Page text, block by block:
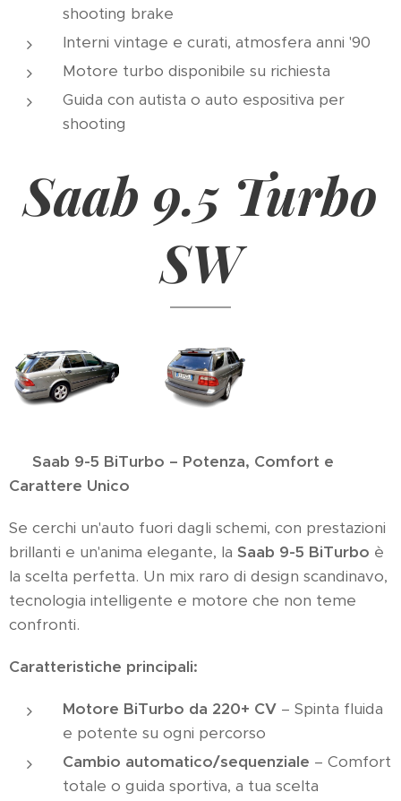
shooting brake
Interni vintage e curati, atmosfera anni '90
Motore turbo disponibile su richiesta
Guida con autista o auto espositiva per
shooting
Saab 9.5 Turbo
SW
Saab 9-5 BiTurbo – Potenza, Comfort e
Carattere Unico
Se cerchi un'auto fuori dagli schemi, con prestazioni
brillanti e un'anima elegante, la Saab 9-5 BiTurbo è
la scelta perfetta. Un mix raro di design scandinavo,
tecnologia intelligente e motore che non teme
confronti.
Caratteristiche principali:
Motore BiTurbo da 220+ CV – Spinta fluida
e potente su ogni percorso
Cambio automatico/sequenziale – Comfort
totale o guida sportiva, a tua scelta